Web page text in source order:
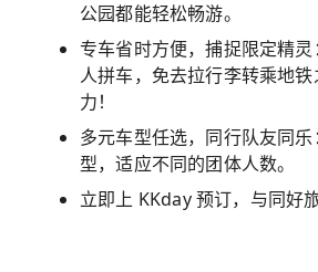
公园都能轻松畅游。
专车省时方便，捕捉限定精
人拼车，免去拉行李转乘地
力！
多元车型任选，同行队友同
型，适应不同的团体人数。
立即上 KKday 预订，与同好